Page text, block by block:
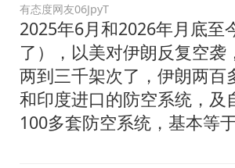
有态度网友06JpyT
2025年6月和2026年月底至
了），以美对伊朗反复空袭
两到三千架次了，伊朗两百
和印度进口的防空系统，及
100多套防空系统，基本等于